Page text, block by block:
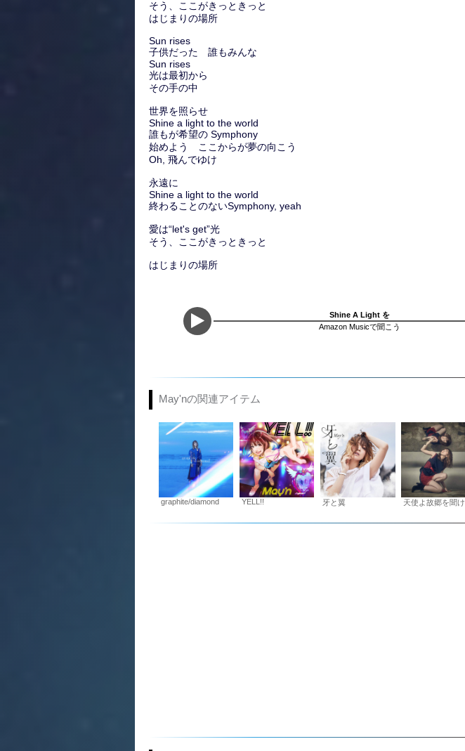
そう、ここがきっときっと
はじまりの場所
Sun rises
子供だった 誰もみんな
Sun rises
光は最初から
その手の中
世界を照らせ
Shine a light to the world
誰もが希望の Symphony
始めよう ここからが夢の向こう
Oh, 飛んでゆけ
永遠に
Shine a light to the world
終わることのないSymphony, yeah
愛は“let's get”光
そう、ここがきっときっと
はじまりの場所
Shine A Light を
Amazon Musicで聞こう
May'nの関連アイテム
graphite/diamond YELL!! 牙と翼 天使よ故郷を聞け